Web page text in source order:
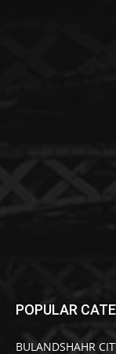
POPULAR
BULANDSHAHR